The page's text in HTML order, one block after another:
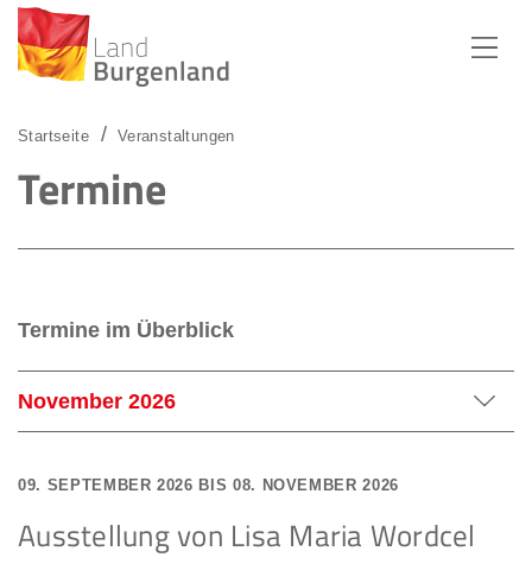
Startseite Veranstaltungen
Termine
Termine im Überblick
August 2026
November 2026
09. SEPTEMBER 2026 BIS 08. NOVEMBER 2026
Ausstellung von Lisa Maria Wordcel